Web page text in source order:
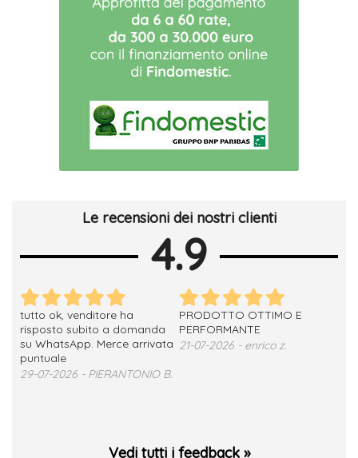
Le recensioni dei nostri clienti
4.9
tutto ok, venditore ha
risposto subito a domanda
su WhatsApp. Merce arrivata
puntuale
29-07-2026 - PIERANTONIO B.
PRODOTTO OTTIMO E
PERFORMANTE
21-07-2026 - enrico z.
Vedi tutti i feedback »